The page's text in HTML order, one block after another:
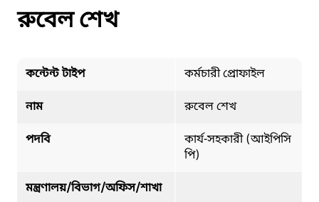
রুবেল শেখ
কন্টেন্ট টাইপ কর্মচারী প্রোফাইল
নাম রুবেল শেখ
পদবি
কার্য-সহকারী (আইপিসি
পি)
মন্ত্রণালয়/বিভাগ/অফিস/শাখা